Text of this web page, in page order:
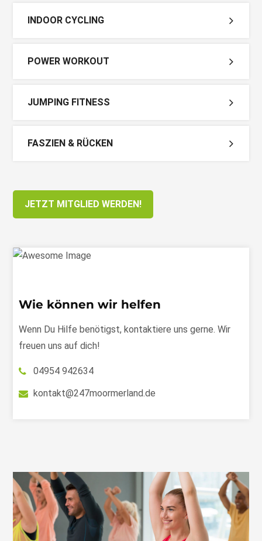
INDOOR CYCLING
POWER WORKOUT
JUMPING FITNESS
FASZIEN & RÜCKEN
JETZT MITGLIED WERDEN!
Wie können wir helfen
Wenn Du Hilfe benötigst, kontaktiere uns gerne. Wir
freuen uns auf dich!
04954 942634
kontakt@247moormerland.de